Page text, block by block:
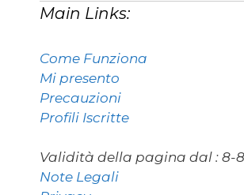
Main Links:
Come Funziona
Mi presento
Precauzioni
Profili Iscritte
Validità della pagina dal : 8-
Note Legali